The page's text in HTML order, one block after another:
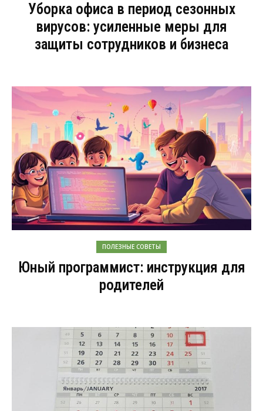
Уборка офиса в период сезонных
вирусов: усиленные меры для
защиты сотрудников и бизнеса
ПОЛЕЗНЫЕ СОВЕТЫ
Юный программист: инструкция для
родителей